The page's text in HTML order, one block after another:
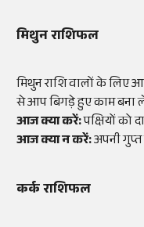
मिथुन राशिफल
मिथुन राशि वालों के लिए
से आप बिगड़े हुए काम बना
आज क्या करें:पक्षियों को
आज क्या न करें:अपनी
कर्क राशिफल